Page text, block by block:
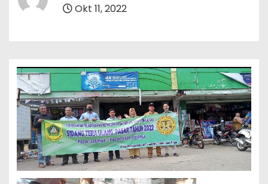
Okt 11, 2022